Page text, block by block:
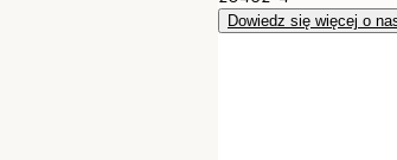
Dowiedz się więcej o